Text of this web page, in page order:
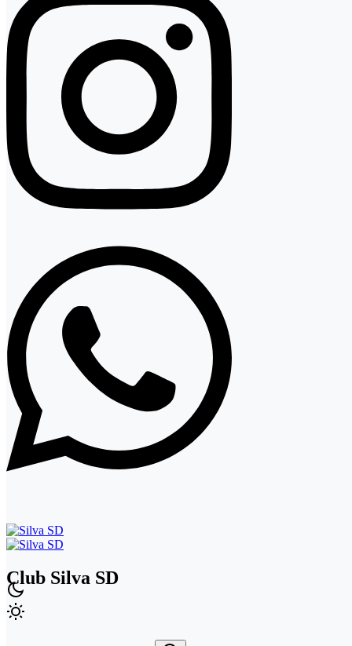
Club Silva SD